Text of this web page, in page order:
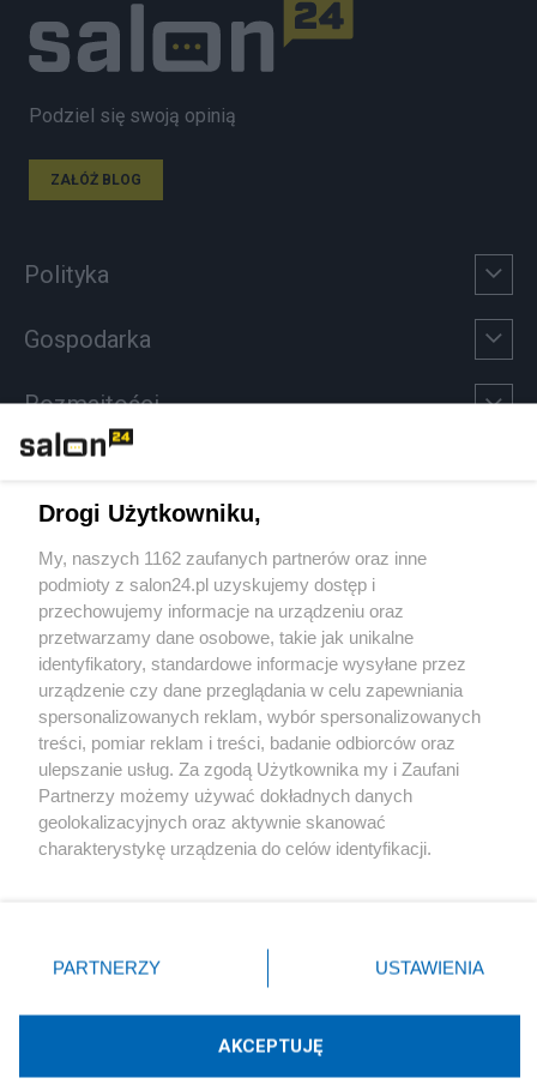
Podziel się swoją opinią
ZAŁÓŻ BLOG
Polityka
Gospodarka
Rozmaitości
Sport
Społeczeństwo
Kultura
X Facebook Instagram Youtube
Technologię dostarcza:W3media.pl
Drogi Użytkowniku,
My, naszych 1162 zaufanych partnerów oraz inne
podmioty z salon24.pl uzyskujemy dostęp i
przechowujemy informacje na urządzeniu oraz
przetwarzamy dane osobowe, takie jak unikalne
identyfikatory, standardowe informacje wysyłane przez
urządzenie czy dane przeglądania w celu zapewniania
spersonalizowanych reklam, wybór spersonalizowanych
treści, pomiar reklam i treści, badanie odbiorców oraz
ulepszanie usług. Za zgodą Użytkownika my i Zaufani
Partnerzy możemy używać dokładnych danych
geolokalizacyjnych oraz aktywnie skanować
charakterystykę urządzenia do celów identyfikacji.
zmienić/wycofać klikając przycisk ustawień prywatności
znajdujący się w lewym dolnym rogu strony
rodzaje przetwarzania danych nie wymagają zgody
użytkownika, ale masz prawo sprzeciwić się takiemu
przetwarzaniu. Preferencje będą miały zastosowania tylko
PARTNERZY USTAWIENIA
AKCEPTUJĘ